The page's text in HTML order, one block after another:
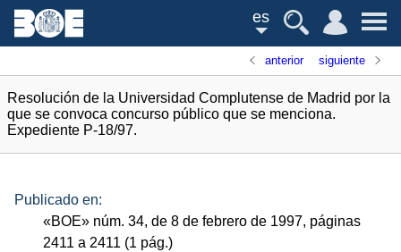
es
anterior siguiente
Resolución de la Universidad Complutense de Madrid por la
que se convoca concurso público que se menciona.
Expediente P-18/97.
Publicado en:
«BOE» núm. 34, de 8 de febrero de 1997, páginas
2411 a 2411 (1 pág.)